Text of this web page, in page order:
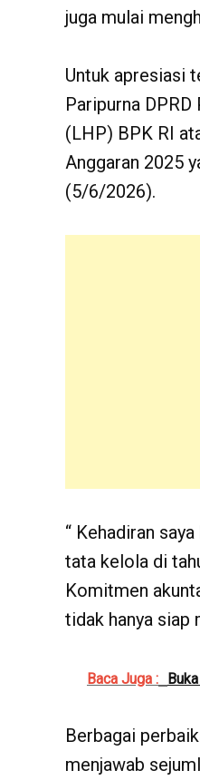
juga mulai
Untuk apresiasi
Paripurna
(LHP) BPK RI
Anggaran 2025
(5/6/2026).
“ Kehadiran
tata kelola di
Komitmen
tidak hanya siap
Baca Juga :
Berbagai
menjawab